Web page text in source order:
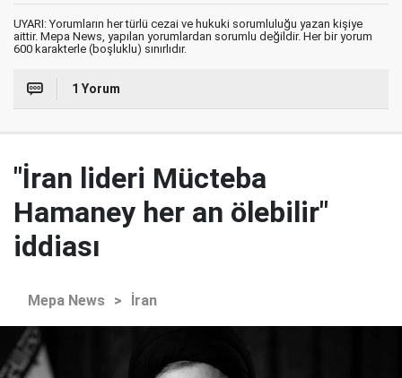
UYARI: Yorumların her türlü cezai ve hukuki sorumluluğu yazan kişiye
aittir. Mepa News, yapılan yorumlardan sorumlu değildir. Her bir yorum
600 karakterle (boşluklu) sınırlıdır.
1 Yorum
"İran lideri Mücteba
Hamaney her an ölebilir"
iddiası
Mepa News > İran